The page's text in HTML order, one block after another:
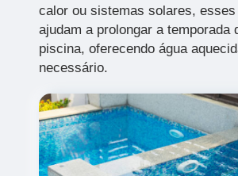
calor ou sistemas solares, esses
ajudam a prolongar a temporada
piscina, oferecendo água
necessário.